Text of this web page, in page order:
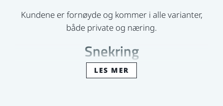
Kundene er fornøyde og kommer i alle varianter,
både private og næring.
Snekring
Her er en liten liste med eksempler på tjenester vi
utfører:
LES MER